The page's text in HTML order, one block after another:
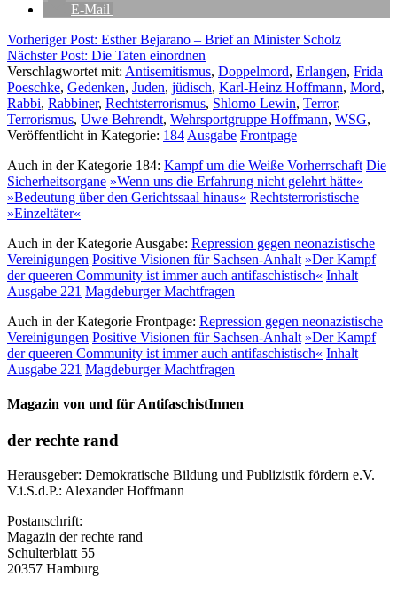
E-Mail
Beitragsnavigation
Vorheriger Post: Esther Bejarano – Brief an Minister Scholz
Nächster Post: Die Taten einordnen
Verschlagwortet mit: Antisemitismus, Doppelmord, Erlangen, Frida
Poeschke, Gedenken, Juden, jüdisch, Karl-Heinz Hoffmann, Mord,
Rabbi, Rabbiner, Rechtsterrorismus, Shlomo Lewin, Terror,
Terrorismus, Uwe Behrendt, Wehrsportgruppe Hoffmann, WSG,
Veröffentlicht in Kategorie: 184 Ausgabe Frontpage
Auch in der Kategorie 184: Kampf um die Weiße Vorherrschaft Die
Sicherheitsorgane »Wenn uns die Erfahrung nicht gelehrt hätte«
»Bedeutung über den Gerichtssaal hinaus« Rechtsterroristische
»Einzeltäter«
Auch in der Kategorie Ausgabe: Repression gegen neonazistische
Vereinigungen Positive Visionen für Sachsen-Anhalt »Der Kampf
der queeren Community ist immer auch antifaschistisch« Inhalt
Ausgabe 221 Magdeburger Machtfragen
Auch in der Kategorie Frontpage: Repression gegen neonazistische
Vereinigungen Positive Visionen für Sachsen-Anhalt »Der Kampf
der queeren Community ist immer auch antifaschistisch« Inhalt
Ausgabe 221 Magdeburger Machtfragen
Magazin von und für AntifaschistInnen
der rechte rand
Herausgeber: Demokratische Bildung und Publizistik fördern e.V.
V.i.S.d.P.: Alexander Hoffmann
Postanschrift:
Magazin der rechte rand
Schulterblatt 55
20357 Hamburg